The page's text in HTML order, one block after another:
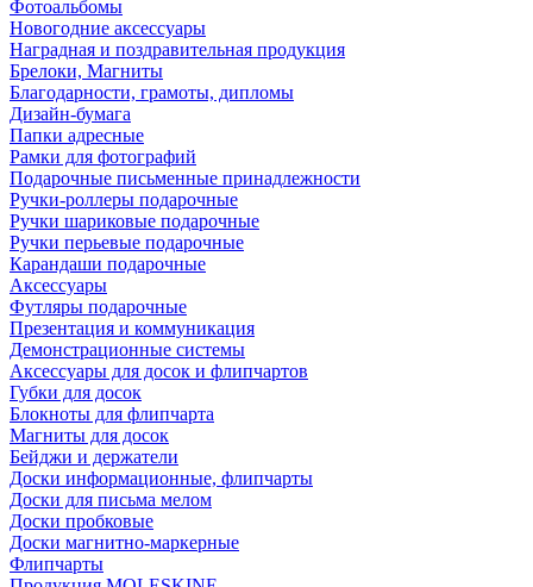
Фотоальбомы
Новогодние аксессуары
Наградная и поздравительная продукция
Брелоки, Магниты
Благодарности, грамоты, дипломы
Дизайн-бумага
Папки адресные
Рамки для фотографий
Подарочные письменные принадлежности
Ручки-роллеры подарочные
Ручки шариковые подарочные
Ручки перьевые подарочные
Карандаши подарочные
Аксессуары
Футляры подарочные
Презентация и коммуникация
Демонстрационные системы
Аксессуары для досок и флипчартов
Губки для досок
Блокноты для флипчарта
Магниты для досок
Бейджи и держатели
Доски информационные, флипчарты
Доски для письма мелом
Доски пробковые
Доски магнитно-маркерные
Флипчарты